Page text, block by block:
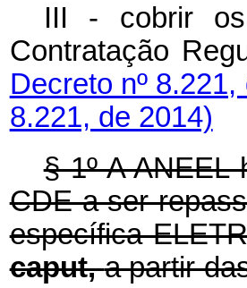
III - cobrir
Contratação
Decreto nº
8.221, de 2014)
§ 1ºA ANEEL
CDE a ser
específica
caput,a partir